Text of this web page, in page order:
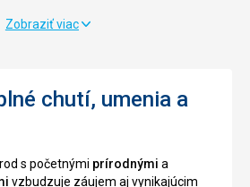
Zobraziť viac
chutí, umenia a
s početnými prírodnými a
vzbudzuje záujem aj vynikajúcim